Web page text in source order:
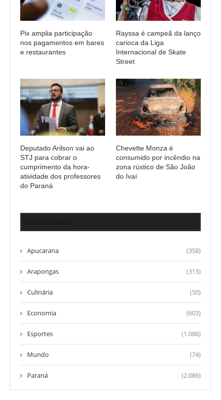
Pix amplia participação
nos pagamentos em bares
e restaurantes
Rayssa é campeã da lanço
carioca da Liga
Internacional de Skate
Street
Deputado Arilson vai ao
STJ para cobrar o
cumprimento da hora-
atividade dos professores
do Paraná
Chevette Monza é
consumido por incêndio na
zona rústico de São João
do Ivaí
Apucarana (358)
Arapongas (313)
Culinária (50)
Economia (603)
Esportes (1.086)
Mundo (74)
Paraná (2.086)